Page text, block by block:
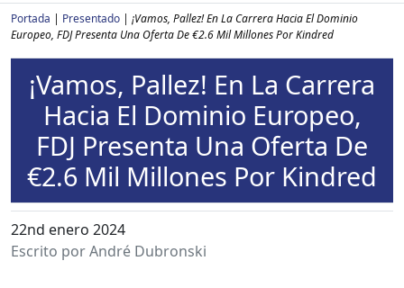
Portada | Presentado | ¡Vamos, Pallez! En La Carrera Hacia El Dominio
Europeo, FDJ Presenta Una Oferta De €2.6 Mil Millones Por Kindred
¡Vamos, Pallez! En La Carrera
Hacia El Dominio Europeo,
FDJ Presenta Una Oferta De
€2.6 Mil Millones Por Kindred
22nd enero 2024
Escrito por André Dubronski